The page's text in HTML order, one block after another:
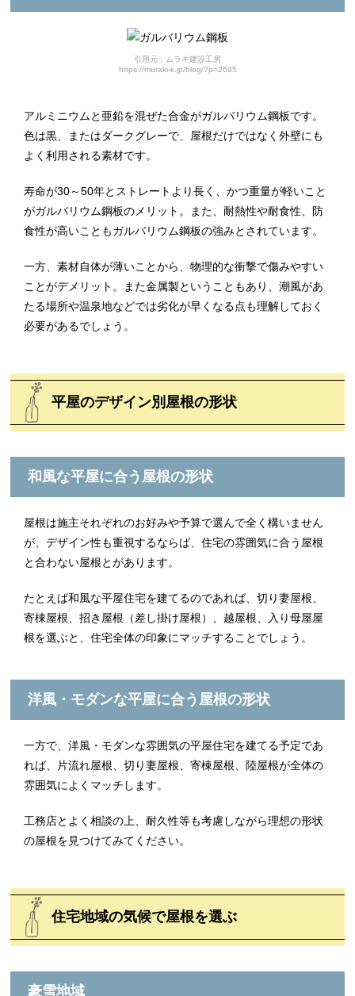
引用元：ムラキ建設工房
https://muraki-k.jp/blog/?p=2695
アルミニウムと亜鉛を混ぜた合金がガルバリウム鋼板です。
色は黒、またはダークグレーで、屋根だけではなく外壁にも
よく利用される素材です。
寿命が30～50年とストレートより長く、かつ重量が軽いこと
がガルバリウム鋼板のメリット。また、耐熱性や耐食性、防
食性が高いこともガルバリウム鋼板の強みとされています。
一方、素材自体が薄いことから、物理的な衝撃で傷みやすい
ことがデメリット。また金属製ということもあり、潮風があ
たる場所や温泉地などでは劣化が早くなる点も理解しておく
必要があるでしょう。
平屋のデザイン別屋根の形状
和風な平屋に合う屋根の形状
屋根は施主それぞれのお好みや予算で選んで全く構いません
が、デザイン性も重視するならば、住宅の雰囲気に合う屋根
と合わない屋根とがあります。
たとえば和風な平屋住宅を建てるのであれば、切り妻屋根、
寄棟屋根、招き屋根（差し掛け屋根）、越屋根、入り母屋屋
根を選ぶと、住宅全体の印象にマッチすることでしょう。
洋風・モダンな平屋に合う屋根の形状
一方で、洋風・モダンな雰囲気の平屋住宅を建てる予定であ
れば、片流れ屋根、切り妻屋根、寄棟屋根、陸屋根が全体の
雰囲気によくマッチします。
工務店とよく相談の上、耐久性等も考慮しながら理想の形状
の屋根を見つけてみてください。
住宅地域の気候で屋根を選ぶ
豪雪地域